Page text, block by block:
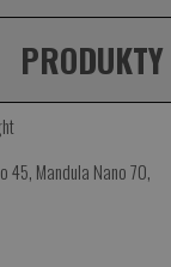
45, Mandula Nano 70,